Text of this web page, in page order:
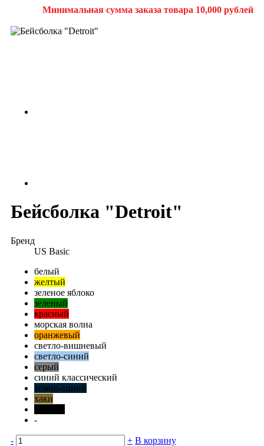
Минимальная сумма заказа товара 10,000 рублей
Бейсболка "Detroit"
Бренд
US Basic
белый
желтый
зеленое яблоко
зеленый
красный
морская волна
оранжевый
светло-вишневый
светло-синий
серый
синий классический
темно-синий
хаки
-
- + В корзину